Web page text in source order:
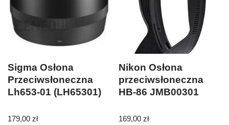
Sigma Osłona
Przeciwsłoneczna
Lh653-01 (LH65301)
179,00 zł
Nikon Osłona
przeciwsłoneczna
HB-86 JMB00301
169,00zł